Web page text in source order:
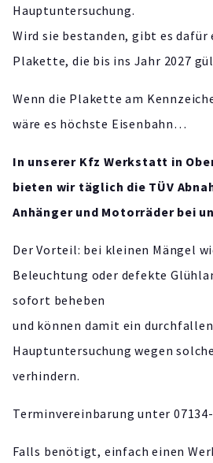
Hauptuntersuchung.
Wird sie bestanden, gibt es dafür
Plakette, die bis ins Jahr 2027
Wenn die Plakette am
wäre es höchste Eisenbahn…
In unserer Kfz Werkstatt in
bieten wir täglich die TÜV
Anhänger und Motorräder bei
Der Vorteil: bei kleinen Mängel
Beleuchtung oder defekte
sofort beheben
und können damit ein
Hauptuntersuchung wegen
verhindern.
Terminvereinbarung unter
Falls benötigt, einfach einen